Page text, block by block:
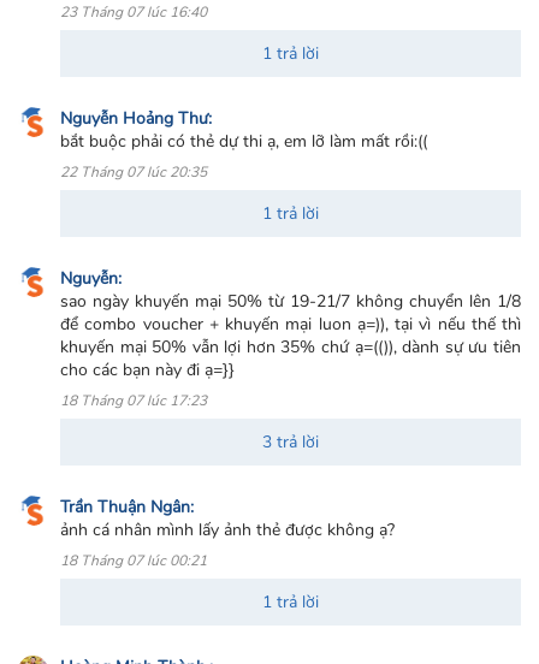
23 Tháng 07 lúc 16:40
1 trả lời
Nguyễn Hoảng Thư:
bắt buộc phải có thẻ dự thi ạ, em lỡ làm mất rồi:((
22 Tháng 07 lúc 20:35
1 trả lời
Nguyễn:
sao ngày khuyến mại 50% từ 19-21/7 không chuyển lên 1/8
để combo voucher + khuyến mại luon ạ=)), tại vì nếu thế thì
khuyến mại 50% vẫn lợi hơn 35% chứ ạ=(()), dành sự ưu tiên
cho các bạn này đi ạ=}}
18 Tháng 07 lúc 17:23
3 trả lời
Trần Thuận Ngân:
ảnh cá nhân mình lấy ảnh thẻ được không ạ?
18 Tháng 07 lúc 00:21
1 trả lời